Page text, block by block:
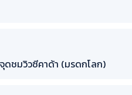
ดชมวิวซีคาด้า (มรดกโลก)